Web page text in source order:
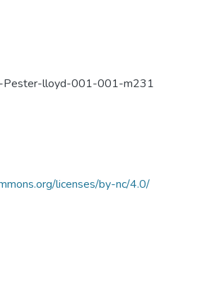
lloyd-001-001-m231
licenses/by-nc/4.0/